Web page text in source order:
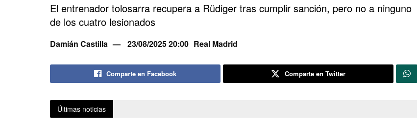
El entrenador tolosarra recupera a Rüdiger tras cumplir sanción, pero no a ninguno
de los cuatro lesionados
Damián Castilla 23/08/2025 20:00 Real Madrid
Comparte en Facebook Comparte en Twitter
Últimas noticias